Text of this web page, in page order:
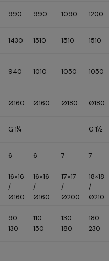
990 990 1090 1200
1430 1510 1510 1510
940 1010 1050 1050
Ø160 Ø160 Ø180 Ø180
G 1¼ G 1½
6 6 7 7
16×16
/
Ø160
16×16
/
Ø160
17×17
/
Ø200
18×18
/
Ø210
90–
130
110–
150
130–
180
180–
230